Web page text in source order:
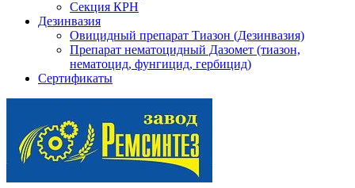
Секция КРН
Дезинвазия
Овицидный препарат Тиазон (Дезинвазия)
Препарат нематоцидный Дазомет (тиазон,
нематоцид, фунгицид, гербицид)
Сертификаты